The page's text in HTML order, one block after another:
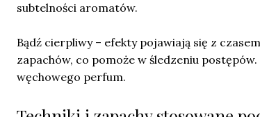
subtelności aromatów.
Bądź cierpliwy – efekty pojawiają się z
zapachów, co pomoże w śledzeniu
węchowego perfum.